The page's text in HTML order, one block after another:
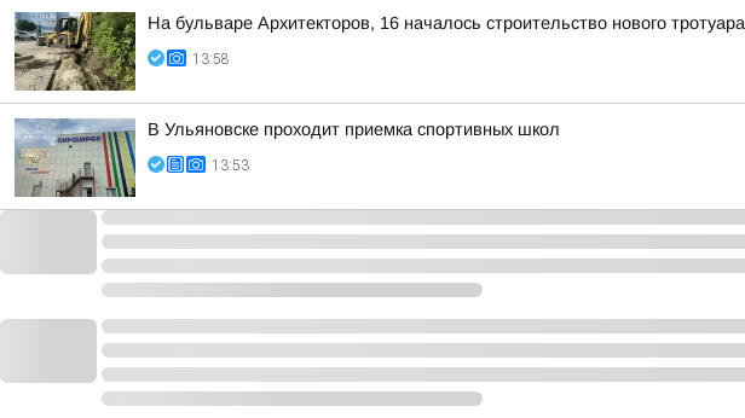
На бульваре Архитекторов, 16 началось строительство нового тротуара
13:58
В Ульяновске проходит приемка спортивных школ
13:53